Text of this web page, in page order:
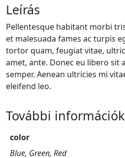
Leírás
Pellentesque habitant morbi
et malesuada fames ac turpis
tortor quam, feugiat vitae,
amet, ante. Donec eu libero sit
semper. Aenean ultricies mi
eleifend leo.
További információk
color
Blue, Green, Red